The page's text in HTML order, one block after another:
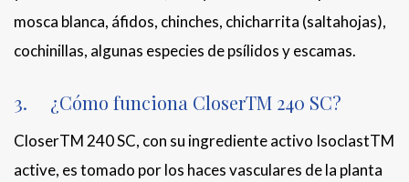
mosca blanca, áfidos, chinches, chicharrita (saltahojas),
cochinillas, algunas especies de psílidos y escamas.
3. ¿Cómo funciona CloserTM 240 SC?
CloserTM 240 SC, con su ingrediente activo IsoclastTM
active, es tomado por los haces vasculares de la planta